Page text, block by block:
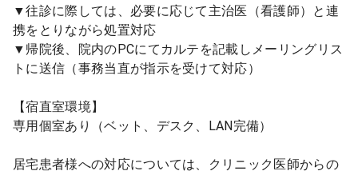
▼往診に際しては、必要に応じて主治医（看護師）と連
携をとりながら処置対応
▼帰院後、院内のPCにてカルテを記載しメーリングリス
トに送信（事務当直が指示を受けて対応）
【宿直室環境】
専用個室あり（ベット、デスク、LAN完備）
居宅患者様への対応については、クリニック医師からの